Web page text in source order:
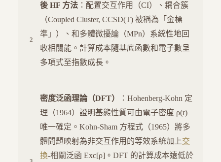
後 HF 方法 ：配置交互作用（CI）、耦合簇
（Coupled Cluster, CCSD(T) 被稱為「金標
準」）、和多體微擾論（MPn）系統性地回
收相關能。計算成本隨基底函數和電子數呈
多項式至指數成長。
密度泛函理論（DFT）
：Hohenberg-Kohn 定
理（1964）證明基態性質可由電子密度 ρ(r)
唯一確定。Kohn-Sham 方程式（1965）將多
體問題映射為非交互作用的等效系統加上交
換-相關泛函 Exc[ρ]。DFT 的計算成本遠低於